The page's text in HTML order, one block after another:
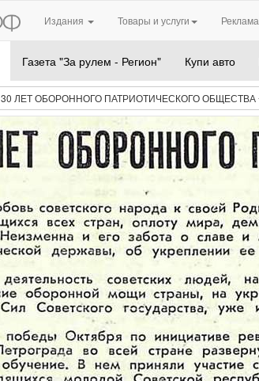
Издания Товары и услуги Реклама
Газета "За рулем - Регион" Купи авто
30 ЛЕТ ОБОРОННОГО ПАТРИОТИЧЕСКОГО ОБЩЕСТВА